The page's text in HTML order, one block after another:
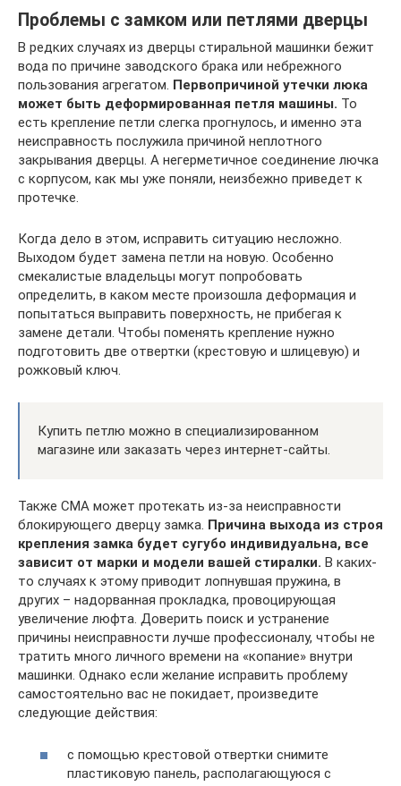
Проблемы с замком или петлями дверцы
В редких случаях из дверцы стиральной машинки бежит
вода по причине заводского брака или небрежного
пользования агрегатом. Первопричиной утечки люка
может быть деформированная петля машины. То
есть крепление петли слегка прогнулось, и именно эта
неисправность послужила причиной неплотного
закрывания дверцы. А негерметичное соединение лючка
с корпусом, как мы уже поняли, неизбежно приведет к
протечке.
Когда дело в этом, исправить ситуацию несложно.
Выходом будет замена петли на новую. Особенно
смекалистые владельцы могут попробовать
определить, в каком месте произошла деформация и
попытаться выправить поверхность, не прибегая к
замене детали. Чтобы поменять крепление нужно
подготовить две отвертки (крестовую и шлицевую) и
рожковый ключ.
Купить петлю можно в специализированном
магазине или заказать через интернет-сайты.
Также СМА может протекать из-за неисправности
блокирующего дверцу замка. Причина выхода из строя
крепления замка будет сугубо индивидуальна, все
зависит от марки и модели вашей стиралки. В каких-
то случаях к этому приводит лопнувшая пружина, в
других – надорванная прокладка, провоцирующая
увеличение люфта. Доверить поиск и устранение
причины неисправности лучше профессионалу, чтобы не
тратить много личного времени на «копание» внутри
машинки. Однако если желание исправить проблему
самостоятельно вас не покидает, произведите
следующие действия:
с помощью крестовой отвертки снимите
пластиковую панель, располагающуюся с